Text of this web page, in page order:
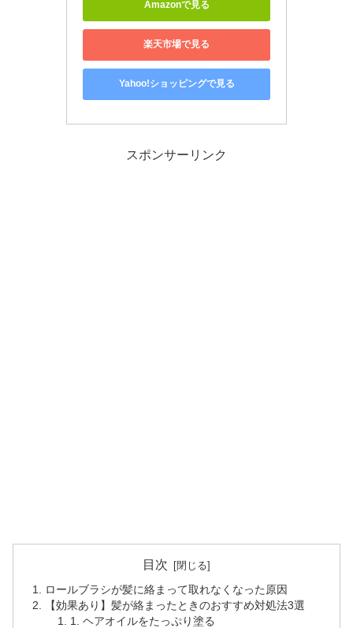
Amazonで見る
楽天市場で見る
Yahoo!ショッピングで見る
スポンサーリンク
目次
ロールブラシが髪に絡まって取れなくなった原因
【効果あり】髪が絡まったときのおすすめ対処法3選
1. ヘアオイルをたっぷり塗る